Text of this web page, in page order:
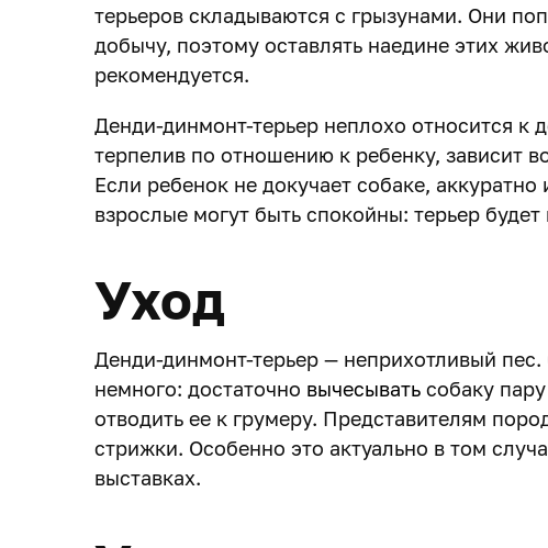
терьеров складываются с грызунами. Они
добычу, поэтому оставлять наедине этих
рекомендуется.
Денди-динмонт-терьер неплохо относится к
терпелив по отношению к ребенку, зависит
Если ребенок не докучает собаке, аккуратно
взрослые могут быть спокойны: терьер
Уход
Денди-динмонт-терьер — неприхотливый пес.
немного: достаточно вычесывать собаку
отводить ее к грумеру. Представителям
стрижки. Особенно это актуально в том
выставках.